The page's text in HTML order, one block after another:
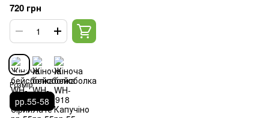
720 грн
Розмір
рр.55-58